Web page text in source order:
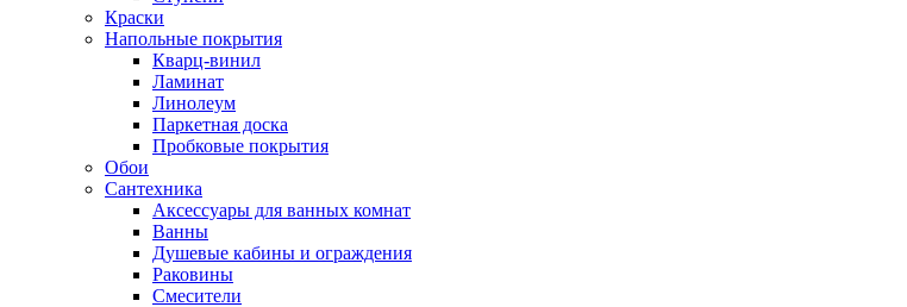
Краски
Напольные покрытия
Кварц-винил
Ламинат
Линолеум
Паркетная доска
Пробковые покрытия
Обои
Сантехника
Аксессуары для ванных комнат
Ванны
Душевые кабины и ограждения
Раковины
Смесители